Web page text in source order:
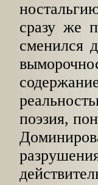
сразу же
сменился
поэзия,